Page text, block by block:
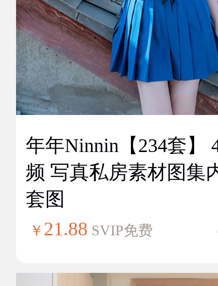
年年Ninnin【234套】
频 写真私房素材图集
套图
￥ 21.88 SVIP免费